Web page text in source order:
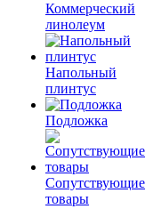
Коммерческий
линолеум
Напольный
плинтус
Подложка
Сопутствующие
товары